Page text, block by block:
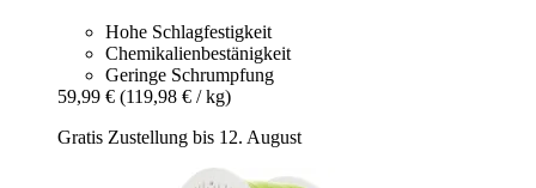
Hohe Schlagfestigkeit
Chemikalienbestänigkeit
Geringe Schrumpfung
59,99 € (119,98 € / kg)
Gratis Zustellung bis 12. August